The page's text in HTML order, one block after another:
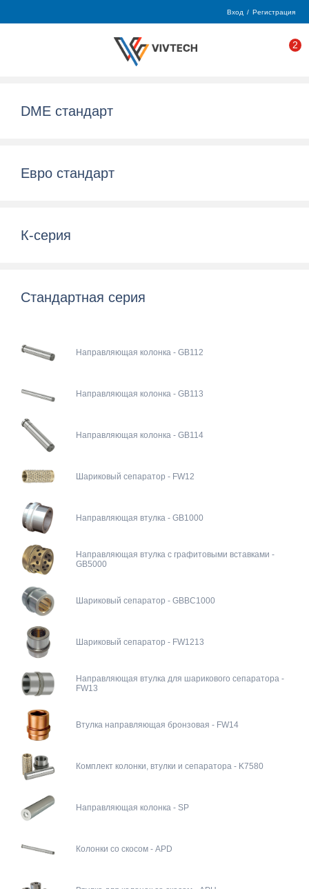
Вход / Регистрация
2
DME стандарт
Евро стандарт
К-серия
Стандартная серия
Направляющая колонка - GB112
Направляющая колонка - GB113
Направляющая колонка - GB114
Шариковый сепаратор - FW12
Направляющая втулка - GB1000
Направляющая втулка с графитовыми вставками -
GB5000
Шариковый сепаратор - GBBC1000
Шариковый сепаратор - FW1213
Направляющая втулка для шарикового сепаратора -
FW13
Втулка направляющая бронзовая - FW14
Комплект колонки, втулки и сепаратора - K7580
Направляющая колонка - SP
Колонки со скосом - APD